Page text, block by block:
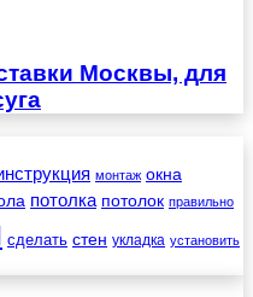
Москвы, для
монтаж окна
потолка потолок правильно
сделать стен укладка установить